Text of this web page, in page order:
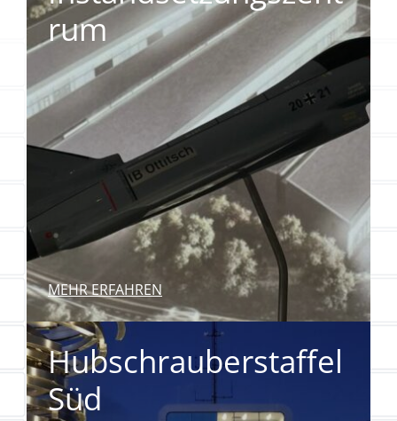
rum
MEHR ERFAHREN
Hubschrauberstaffel
Süd